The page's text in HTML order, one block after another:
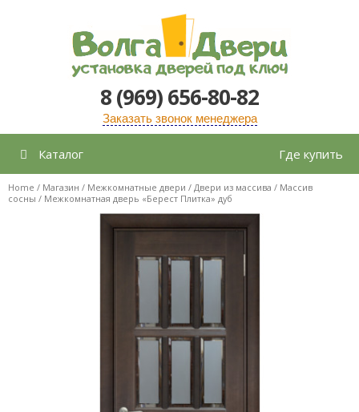
содержимому
8 (969) 656-80-82
Заказать звонок менеджера
Каталог Где купить
Home / Магазин / Межкомнатные двери / Двери из массива / Массив
сосны / Межкомнатная дверь «Берест Плитка» дуб